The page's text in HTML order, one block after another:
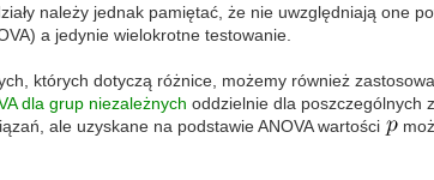
należy jednak pamiętać, że nie uwzględniają one
a jedynie wielokrotne testowanie.
których dotyczą różnice, możemy również
dla grup niezależnych oddzielnie dla poszczególnych
ale uzyskane na podstawie ANOVA wartości